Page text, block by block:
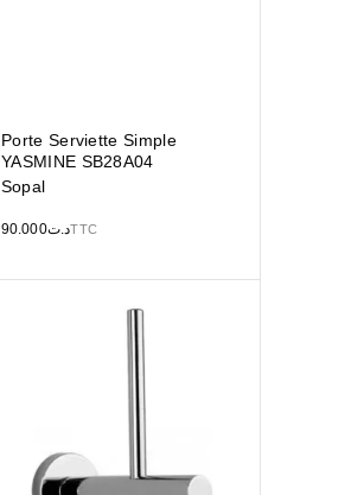
Porte Serviette Simple
YASMINE SB28A04
Sopal
د.ت90.000 TTC